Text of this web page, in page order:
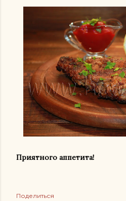
Приятного аппетита!
Поделиться